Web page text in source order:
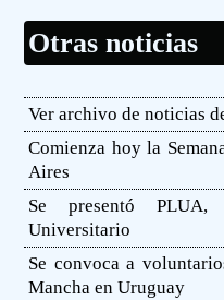
Otras noticias
Ver archivo de noticias
Comienza hoy la
Aires
Se presentó
Universitario
Se convoca a
Mancha en Uruguay